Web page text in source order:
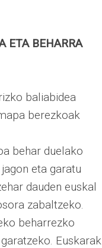
ETA BEHARRA
baliabidea
berezkoak
behar duelako
eta garatu
dauden euskal
zabaltzeko.
beharrezko
Euskarak